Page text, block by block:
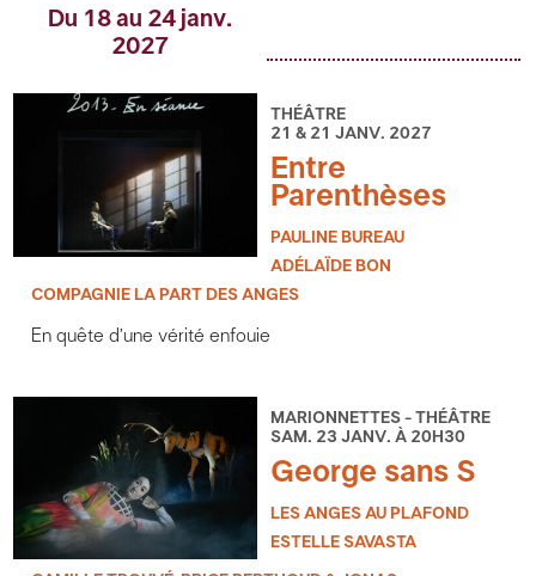
Du 18 au 24 janv.
2027
THÉÂTRE
21 & 21 JANV. 2027
Entre
Parenthèses
PAULINE BUREAU
ADÉLAÏDE BON
COMPAGNIE LA PART DES ANGES
En quête d’une vérité enfouie
MARIONNETTES - THÉÂTRE
SAM. 23 JANV. À 20H30
George sans S
LES ANGES AU PLAFOND
ESTELLE SAVASTA